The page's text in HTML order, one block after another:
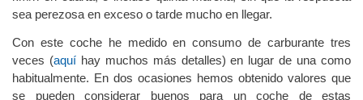
km/h en cuarta, o incluso quinta marcha, sin que la respuesta
Con este coche he medido en consumo de carburante tres
veces (aquíhay muchos más detalles) en lugar de una como
habitualmente. En dos ocasiones hemos obtenido valores que